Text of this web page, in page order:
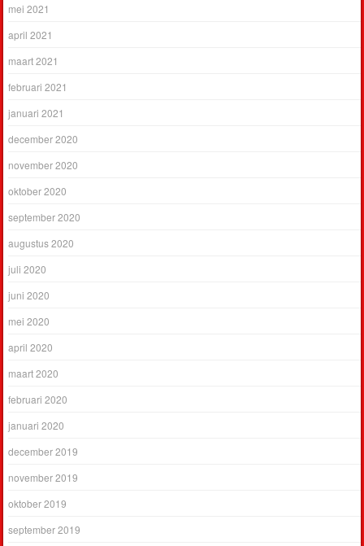
mei 2021
april 2021
maart 2021
februari 2021
januari 2021
december 2020
november 2020
oktober 2020
september 2020
augustus 2020
juli 2020
juni 2020
mei 2020
april 2020
maart 2020
februari 2020
januari 2020
december 2019
november 2019
oktober 2019
september 2019